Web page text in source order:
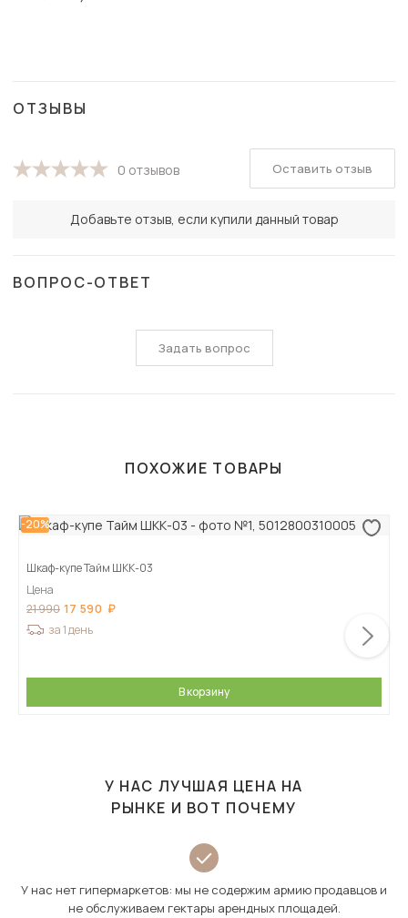
ОТЗЫВЫ
0 отзывов
Добавьте отзыв, если купили данный товар
Оставить отзыв
ВОПРОС-ОТВЕТ
Задать вопрос
ПОХОЖИЕ ТОВАРЫ
-20%
Шкаф-купе Тайм ШКК-03
Цена
21 990 17 590
за 1 день
В корзину
У НАС ЛУЧШАЯ ЦЕНА НА
РЫНКЕ И ВОТ ПОЧЕМУ
У нас нет гипермаркетов: мы не содержим армию продавцов и
не обслуживаем гектары арендных площадей.